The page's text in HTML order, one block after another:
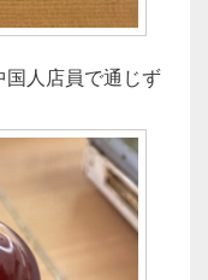
人店員で通じず